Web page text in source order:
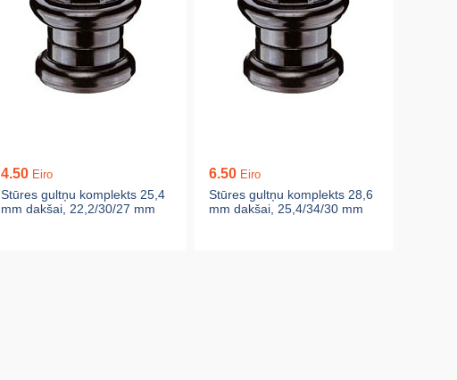
4.50 Eiro
Stūres gultņu komplekts 25,4
mm dakšai, 22,2/30/27 mm
6.50 Eiro
Stūres gultņu komplekts 28,6
mm dakšai, 25,4/34/30 mm